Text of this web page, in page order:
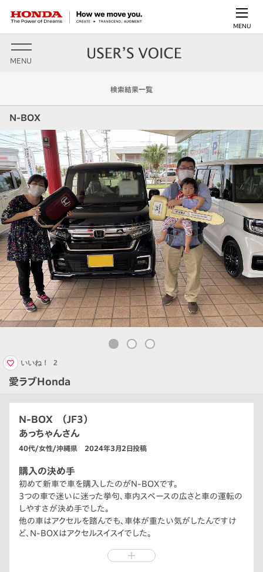
MENU
MENU
検索結果一覧
N-BOX
愛ラブHonda
いいね！ 2
N-BOX （JF3）
あっちゃんさん
40代/女性/沖縄県 2024年3月2日投稿
購入の決め手
初めて新車で車を購入したのがN-BOXです。
3つの車で迷いに迷った挙句、車内スペースの広さと車の運転の
しやすさが決め手でした。
他の車はアクセルを踏んでも、車体が重たい気がしたんですけ
ど、N-BOXはアクセルスイスイでした。
1番高いのにして、毎日、歌いながら楽しく登園できて良かったで